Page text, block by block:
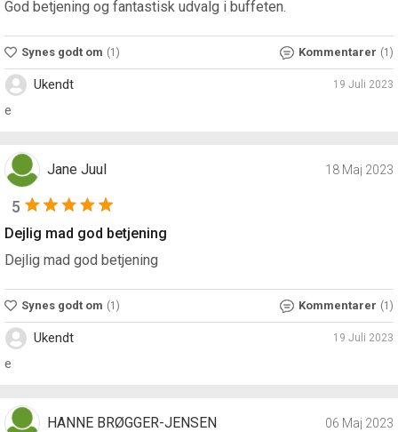
God betjening og fantastisk udvalg i buffeten.
Synes godt om (1) Kommentarer (1)
Ukendt 19 Juli 2023
e
Jane Juul 18 Maj 2023
5
Dejlig mad god betjening
Dejlig mad god betjening
Synes godt om (1) Kommentarer (1)
Ukendt 19 Juli 2023
e
HANNE BRØGGER-JENSEN 06 Maj 2023